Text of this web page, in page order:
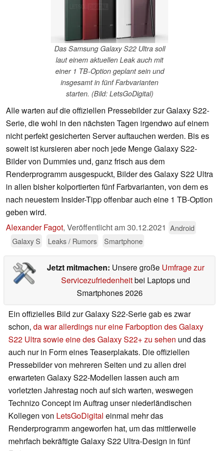
Das Samsung Galaxy S22 Ultra soll
laut einem aktuellen Leak auch mit
einer 1 TB-Option geplant sein und
insgesamt in fünf Farbvarianten
starten. (Bild: LetsGoDigital)
Alle warten auf die offiziellen Pressebilder zur Galaxy S22-
Serie, die wohl in den nächsten Tagen irgendwo auf einem
nicht perfekt gesicherten Server auftauchen werden. Bis es
soweit ist kursieren aber noch jede Menge Galaxy S22-
Bilder von Dummies und, ganz frisch aus dem
Renderprogramm ausgespuckt, Bilder des Galaxy S22 Ultra
in allen bisher kolportierten fünf Farbvarianten, von dem es
nach neuestem Insider-Tipp offenbar auch eine 1 TB-Option
geben wird.
Alexander Fagot, Veröffentlicht am30.12.2021 Android
Galaxy S
Leaks / Rumors Smartphone
Jetzt mitmachen: Unsere große Umfrage zur
Servicezufriedenheitbei Laptops und
Smartphones 2026
Ein offizielles Bild zur Galaxy S22-Serie gab es zwar
schon, da war allerdings nur eine Farboption des Galaxy
S22 Ultra sowie eine des Galaxy S22+ zu sehen und das
auch nur in Form eines Teaserplakats. Die offiziellen
Pressebilder von mehreren Seiten und zu allen drei
erwarteten Galaxy S22-Modellen lassen auch am
vorletzten Jahrestag noch auf sich warten, weswegen
Technizo Concept im Auftrag unser niederländischen
Kollegen von LetsGoDigital einmal mehr das
Renderprogramm angeworfen hat, um das mittlerweile
mehrfach bekräftigte Galaxy S22 Ultra-Design in fünf